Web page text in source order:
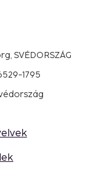
SVÉDORSZÁG
1795